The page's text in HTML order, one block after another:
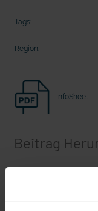
Tags:
Region:
InfoSheet
Beitrag